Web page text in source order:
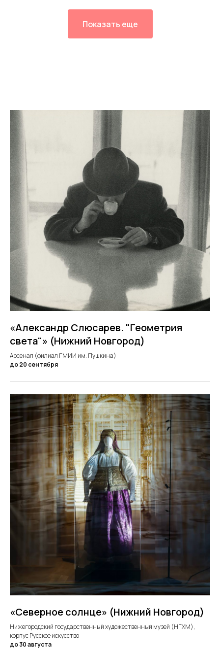
Показать еще
«Александр Слюсарев. "Геометрия
света"» (Нижний Новгород)
Арсенал (филиал ГМИИ им. Пушкина)
до 20 сентября
«Северное солнце» (Нижний Новгород)
Нижегородский государственный художественный музей (НГХМ),
корпус Русское искусство
до 30 августа